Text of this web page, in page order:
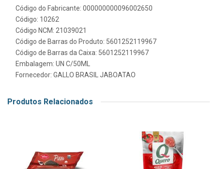
Código do Fabricante: 000000000096002650
Código: 10262
Código NCM: 21039021
Código de Barras do Produto: 5601252119967
Código de Barras da Caixa: 5601252119967
Embalagem: UN C/50ML
Fornecedor: GALLO BRASIL JABOATAO
Produtos Relacionados